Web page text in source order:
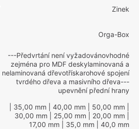
Zinek
Orga-Box
---Předvrtání není vyžadovánovhodné
zejména pro MDF deskylaminovaná a
nelaminovaná dřevotřískarohové spojení
tvrdého dřeva a masivního dřeva---
upevnění přední hrany
| 35,00 mm | 40,00 mm | 50,00 mm
30,00 mm | 25,00 mm | 20,00 mm
17,00 mm | 35,0 mm | 40,0 mm